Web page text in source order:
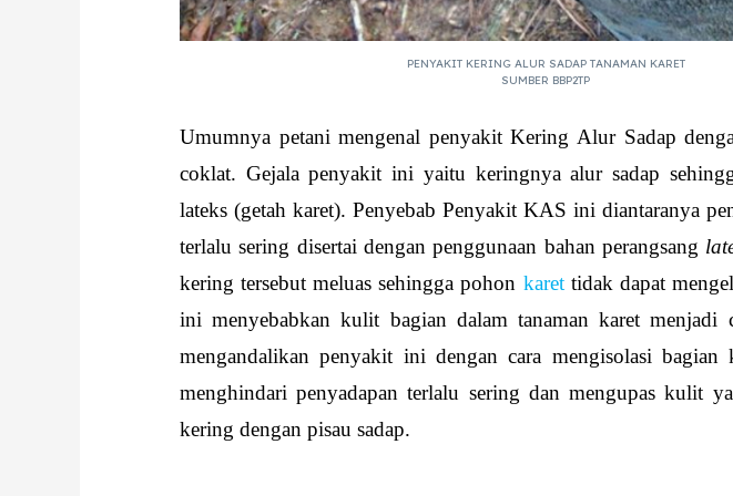
PENYAKIT KERING ALUR SADAP TANAMAN KARET
SUMBER BBP2TP
Umumnya petani mengenal penyakit Kering Alur Sadap
coklat. Gejala penyakit ini yaitu keringnya alur sadap
lateks (getah karet). Penyebab Penyakit KAS ini diantaranya
terlalu sering disertai dengan penggunaan bahan perangsang
kering tersebut meluas sehingga pohon karettidak dapat
ini menyebabkan kulit bagian dalam tanaman karet menjadi
mengandalikan penyakit ini dengan cara mengisolasi bagian
menghindari penyadapan terlalu sering dan mengupas kulit
kering dengan pisau sadap.